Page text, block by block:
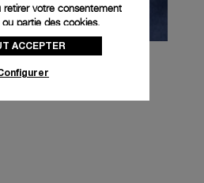
retirer votre consentement
partie des cookies,
» ou consultez notre
pour obtenir plus
pour l’utilisation
ACCEPTER